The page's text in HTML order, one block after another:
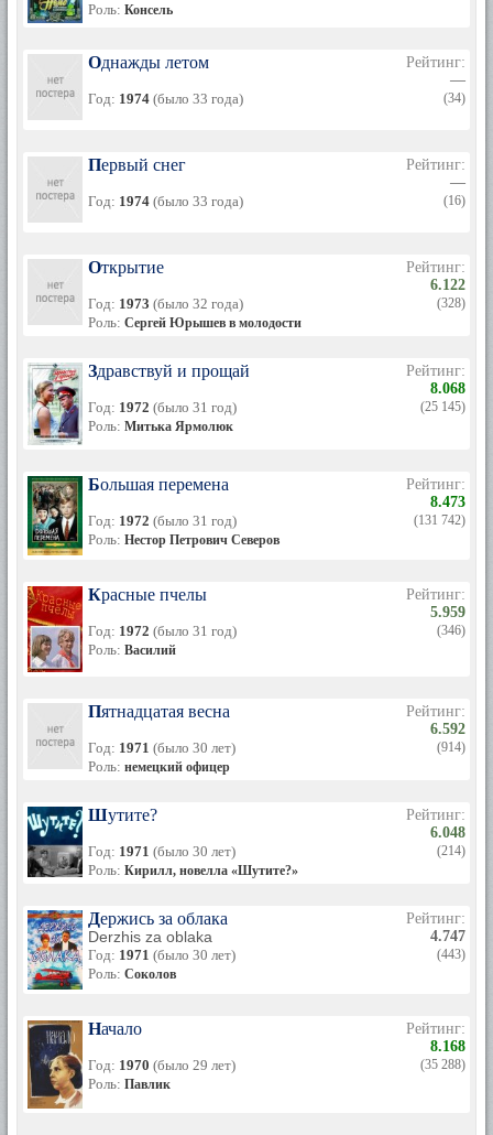
Роль: Консель
Однажды летом
Год: 1974 (было 33 года)
Рейтинг:
—
(34)
Первый снег
Год: 1974 (было 33 года)
Рейтинг:
—
(16)
Открытие
Год: 1973 (было 32 года)
Роль: Сергей Юрышев в молодости
Рейтинг:
6.122
(328)
Здравствуй и прощай
Год: 1972 (было 31 год)
Роль: Митька Ярмолюк
Рейтинг:
8.068
(25 145)
Большая перемена
Год: 1972 (было 31 год)
Роль: Нестор Петрович Северов
Рейтинг:
8.473
(131 742)
Красные пчелы
Год: 1972 (было 31 год)
Роль: Василий
Рейтинг:
5.959
(346)
Пятнадцатая весна
Год: 1971 (было 30 лет)
Роль: немецкий офицер
Рейтинг:
6.592
(914)
Шутите?
Год: 1971 (было 30 лет)
Роль: Кирилл, новелла «Шутите?»
Рейтинг:
6.048
(214)
Держись за облака
Derzhis za oblaka
Год: 1971 (было 30 лет)
Роль: Соколов
Рейтинг:
4.747
(443)
Начало
Год: 1970 (было 29 лет)
Роль: Павлик
Рейтинг:
8.168
(35 288)